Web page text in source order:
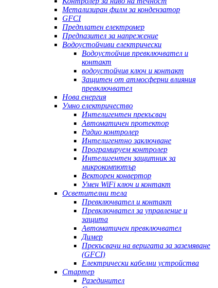
Метализиран филм за кондензатор
GFCI
Предплатен електромер
Предпазител за напрежение
Водоустойчиви електрически
Водоустойчив превключвател и
контакт
водоустойчив ключ и контакт
Защитен от атмосферни влияния
превключвател
Нова енергия
Умно електричество
Интелигентен прекъсвач
Автоматичен протектор
Радио контролер
Интелигентно заключване
Програмируем контролер
Интелигентен защитник за
микрокомпютър
Векторен конвертор
Умен WiFi ключ и контакт
Осветителни тела
Превключвател и контакт
Превключвател за управление и
защита
Автоматичен превключвател
Димер
Прекъсвачи на веригата за заземяване
(GFCI)
Електрически кабелни устройства
Стартер
Разединител